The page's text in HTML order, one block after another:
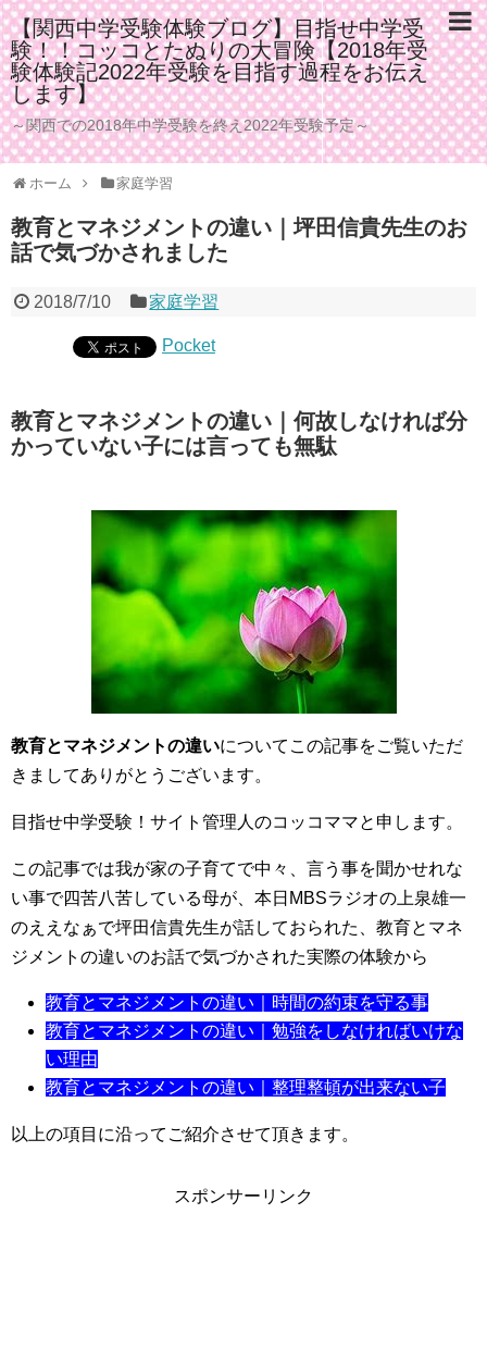
【関西中学受験体験ブログ】目指せ中学受
験！！コッコとたぬりの大冒険【2018年受
験体験記2022年受験を目指す過程をお伝え
します】
～関西での2018年中学受験を終え2022年受験予定～
ホーム 家庭学習
教育とマネジメントの違い｜坪田信貴先生のお
話で気づかされました
2018/7/10 家庭学習
Pocket
教育とマネジメントの違い｜何故しなければ分
かっていない子には言っても無駄
教育とマネジメントの違いについてこの記事をご覧いただ
きましてありがとうございます。
目指せ中学受験！サイト管理人のコッコママと申します。
この記事では我が家の子育てで中々、言う事を聞かせれな
い事で四苦八苦している母が、本日MBSラジオの上泉雄一
のええなぁで坪田信貴先生が話しておられた、教育とマネ
ジメントの違いのお話で気づかされた実際の体験から
教育とマネジメントの違い｜時間の約束を守る事
教育とマネジメントの違い｜勉強をしなければいけな
い理由
教育とマネジメントの違い｜整理整頓が出来ない子
以上の項目に沿ってご紹介させて頂きます。
スポンサーリンク